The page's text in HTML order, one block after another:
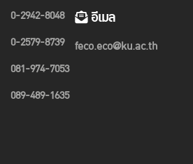
0-2942-8048
0-2579-8739
081-974-7053
089-489-1635
อีเมล
feco.eco@ku.ac.th